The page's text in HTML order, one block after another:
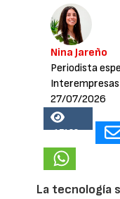
Nina Jareño
Periodista
27/07/2026
17138
La tecnología